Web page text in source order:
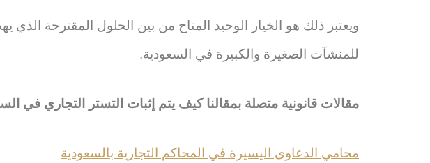
ويعتبر ذلك هو الخيار الوحيد المتاح من بين الحلول المقترحة الذي
للمنشآت الصغيرة والكبيرة في السعودية.
مقالات قانونية متصلة بمقالنا كيف يتم إثبات التستر التجاري في
محامي الدعاوى اليسيرة في المحاكم التجارية بالسعودية